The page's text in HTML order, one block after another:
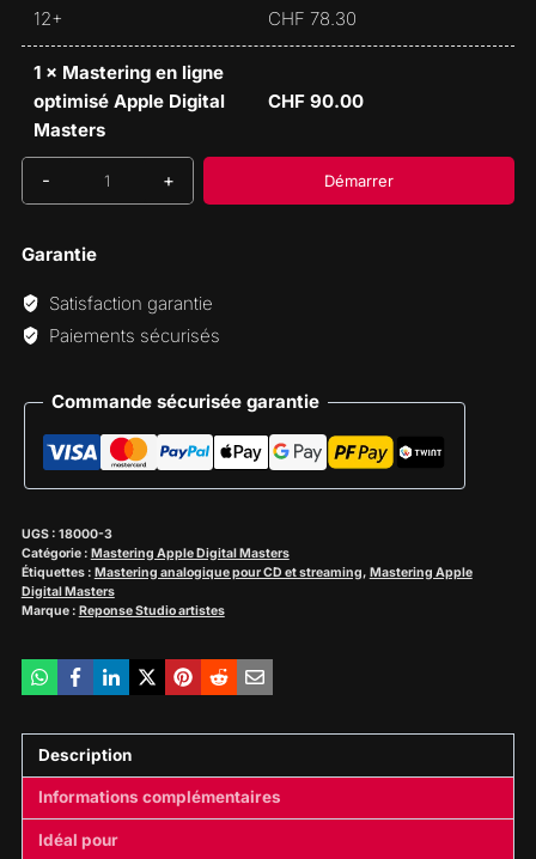
12+ CHF 78.30
1× Mastering en ligne
optimisé Apple Digital
Masters
CHF 90.00
Mastering
ligne
optimisé
Digital
Démarrer
Garantie
Satisfaction garantie
Paiements sécurisés
Commande sécurisée garantie
UGS : 18000-3
Catégorie : Mastering Apple Digital Masters
Étiquettes : Mastering analogique pour CD et streaming, Mastering Apple
Digital Masters
Marque : Reponse Studio artistes
Description
Informations complémentaires
Idéal pour